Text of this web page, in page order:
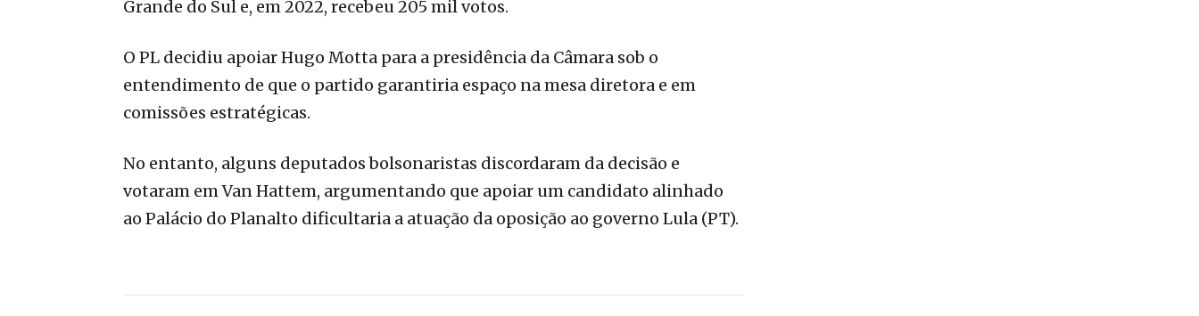
Grande do Sul e, em 2022, recebeu 205 mil votos.
O PL decidiu apoiar Hugo Motta para a presidência da Câmara sob o
entendimento de que o partido garantiria espaço na mesa diretora e em
comissões estratégicas.
No entanto, alguns deputados bolsonaristas discordaram da decisão e
votaram em Van Hattem, argumentando que apoiar um candidato alinhado
ao Palácio do Planalto dificultaria a atuação da oposição ao governo Lula (PT).